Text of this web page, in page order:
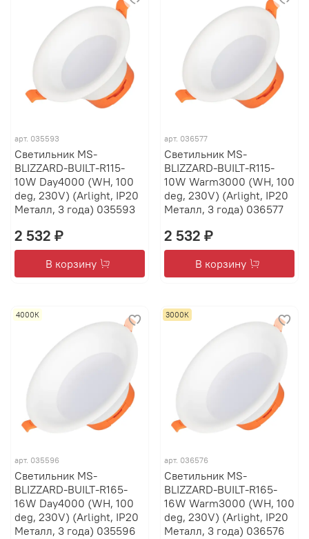
арт. 035593
Светильник MS-
BLIZZARD-BUILT-R115-
10W Day4000 (WH, 100
deg, 230V) (Arlight, IP20
Металл, 3 года) 035593
2 532 ₽
В корзину
арт. 036577
Светильник MS-
BLIZZARD-BUILT-R115-
10W Warm3000 (WH, 100
deg, 230V) (Arlight, IP20
Металл, 3 года) 036577
2 532 ₽
В корзину
4000К
арт. 035596
Светильник MS-
BLIZZARD-BUILT-R165-
16W Day4000 (WH, 100
deg, 230V) (Arlight, IP20
Металл, 3 года) 035596
3000К
арт. 036576
Светильник MS-
BLIZZARD-BUILT-R165-
16W Warm3000 (WH, 100
deg, 230V) (Arlight, IP20
Металл, 3 года) 036576